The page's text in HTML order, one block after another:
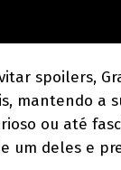
spoilers,
mantendo a
ou até
um deles e